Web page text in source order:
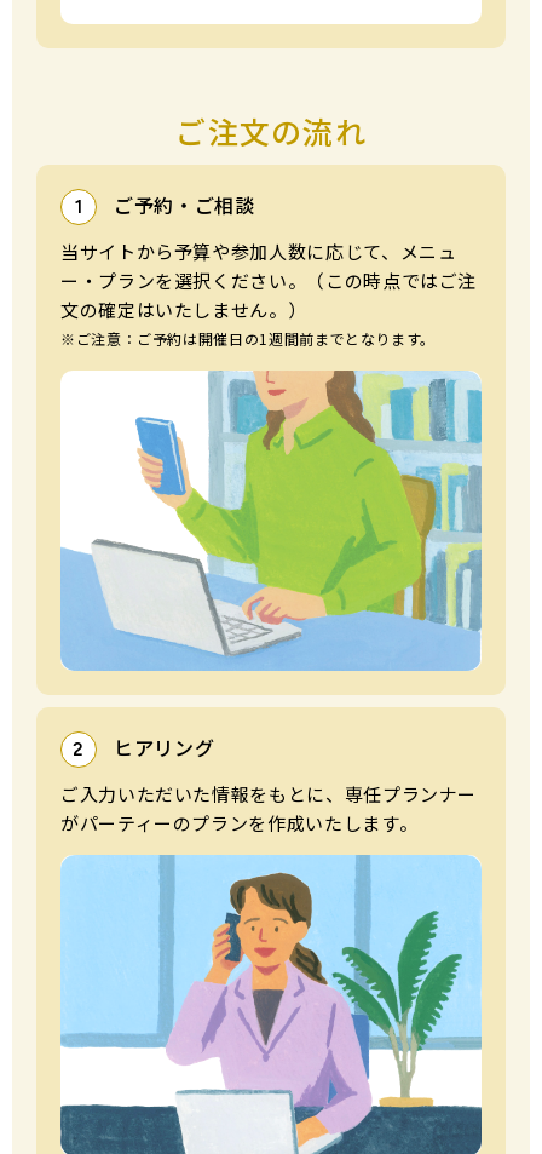
ご注文の流れ
1 ご予約・ご相談
当サイトから予算や参加⼈数に応じて、メニュ
ー・プランを選択ください。（この時点ではご注
⽂の確定はいたしません。）
※ご注意：ご予約は開催⽇の1週間前までとなります。
2 ヒアリング
ご⼊⼒いただいた情報をもとに、専任プランナー
がパーティーのプランを作成いたします。